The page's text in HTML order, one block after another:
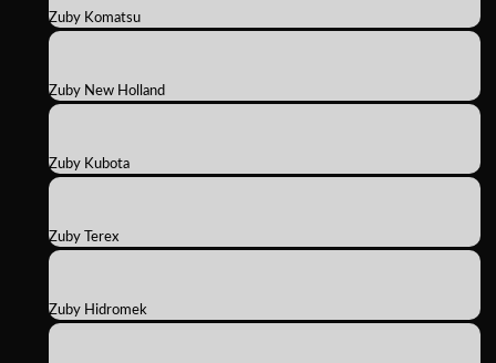
Zuby Komatsu
Zuby New Holland
Zuby Kubota
Zuby Terex
Zuby Hidromek